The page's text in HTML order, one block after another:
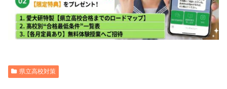
県立高校対策